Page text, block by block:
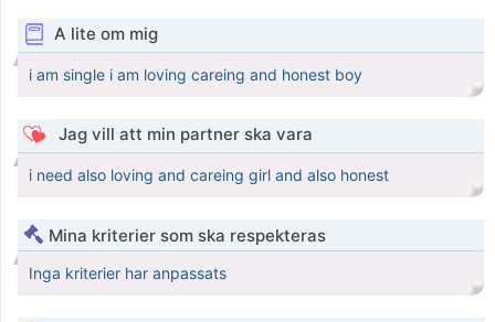
A lite om mig
i am single i am loving careing and honest boy
Jag vill att min partner ska vara
i need also loving and careing girl and also honest
Mina kriterier som ska respekteras
Inga kriterier har anpassats